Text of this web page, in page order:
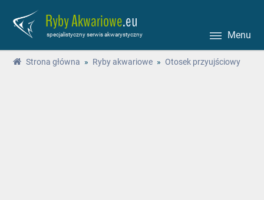
Ryby Akwariowe.eu
specjalistyczny serwis akwarystyczny Menu
Strona główna » Ryby akwariowe » Otosek przyujściowy